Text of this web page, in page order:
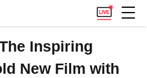
Inspiring
New Film with